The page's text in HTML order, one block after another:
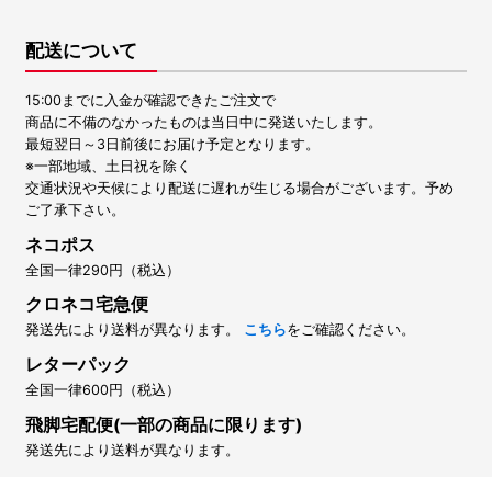
配送について
15:00までに入金が確認できたご注文で
商品に不備のなかったものは当日中に発送いたします。
最短翌日～3日前後にお届け予定となります。
※一部地域、土日祝を除く
交通状況や天候により配送に遅れが生じる場合がございます。予め
ご了承下さい。
ネコポス
全国一律290円（税込）
クロネコ宅急便
発送先により送料が異なります。 こちらをご確認ください。
レターパック
全国一律600円（税込）
飛脚宅配便(一部の商品に限ります)
発送先により送料が異なります。